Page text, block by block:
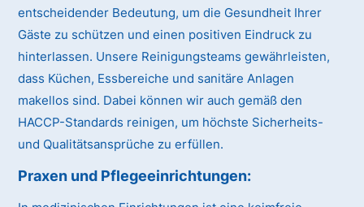
entscheidender Bedeutung, um die Gesundheit Ihrer
Gäste zu schützen und einen positiven Eindruck zu
hinterlassen. Unsere Reinigungsteams gewährleisten,
dass Küchen, Essbereiche und sanitäre Anlagen
makellos sind. Dabei können wir auch gemäß den
HACCP-Standards reinigen, um höchste Sicherheits-
und Qualitätsansprüche zu erfüllen.
Praxen und Pflegeeinrichtungen: